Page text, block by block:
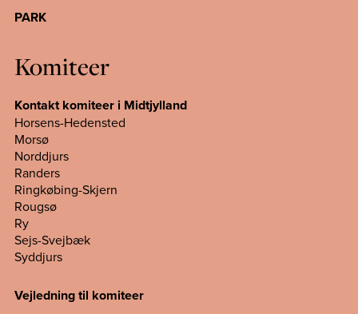
PARK
Komiteer
Kontakt komiteer i Midtjylland
Horsens-Hedensted
Morsø
Norddjurs
Randers
Ringkøbing-Skjern
Rougsø
Ry
Sejs-Svejbæk
Syddjurs
Vejledning til komiteer